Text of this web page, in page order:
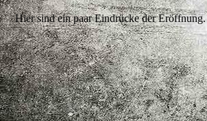
Hier sind ein paar Eindrücke der Eröffnung.